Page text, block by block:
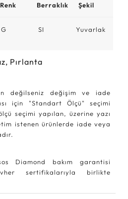
Renk Berraklık Şekil
G SI Yuvarlak
Pırlanta
değilseniz değişim ve iade
için "Standart Ölçü" seçimi
seçimi yapılan, üzerine yazı
istenen ürünlerde iade veya
Diamond bakım garantisi
sertifikalarıyla birlikte